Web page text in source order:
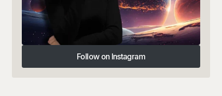
Follow on Instagram
Follow on Instagram